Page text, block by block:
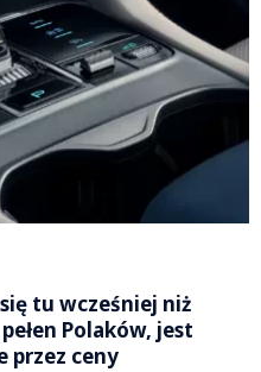
tu wcześniej niż
Polaków, jest
przez ceny